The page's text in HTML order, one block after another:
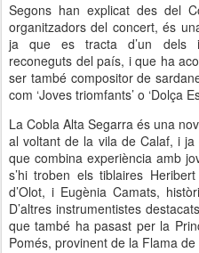
Segons han explicat des del
organitzadors del concert, és
ja que es tracta d’un dels
reconeguts del país, i que ha
ser també compositor de
com ‘Joves triomfants’ o ‘Dolça
La Cobla Alta Segarra és una
al voltant de la vila de Calaf, i
que combina experiència amb
s’hi troben els tiblaires
d’Olot, i Eugènia Camats,
D’altres instrumentistes
que també ha pasast per la
Pomés, provinent de la Flama